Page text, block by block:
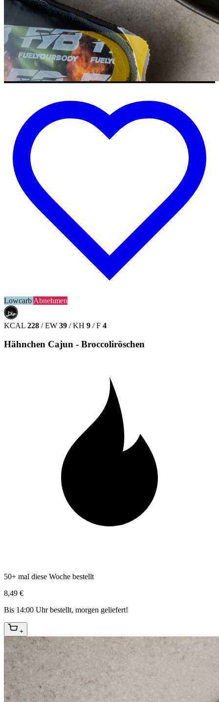
Lowcarb Abnehmen
حلال
HALAL
KCAL 228 / EW 39 / KH 9 / F 4
Hähnchen Cajun - Broccoliröschen
50+ mal diese Woche bestellt
8,49 €
Bis 14:00 Uhr bestellt, morgen geliefert!
+